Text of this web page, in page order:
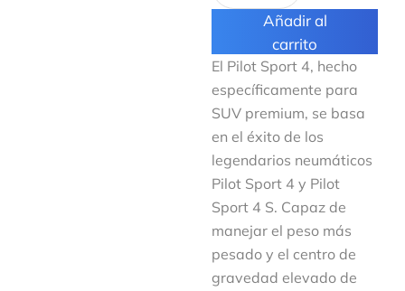
Añadir al
carrito
El Pilot Sport 4, hecho
específicamente para
SUV premium, se basa
en el éxito de los
legendarios neumáticos
Pilot Sport 4 y Pilot
Sport 4 S. Capaz de
manejar el peso más
pesado y el centro de
gravedad elevado de